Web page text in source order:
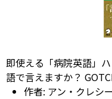
即使える「病院英語」
語で言えますか？
作者: アン・クレシ